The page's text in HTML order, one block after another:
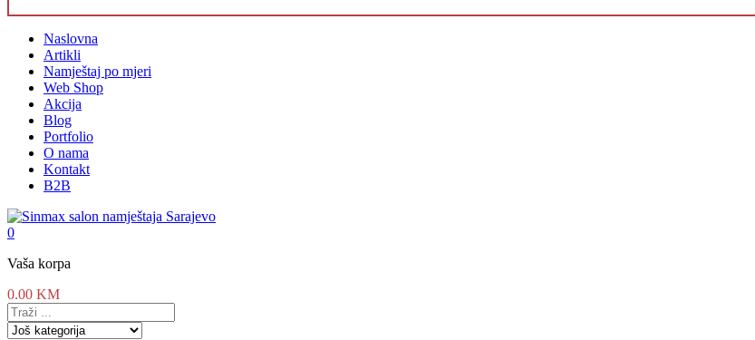
Naslovna
Artikli
Namještaj po mjeri
Web Shop
Akcija
Blog
Portfolio
O nama
Kontakt
B2B
0
Vaša korpa
0.00 KM